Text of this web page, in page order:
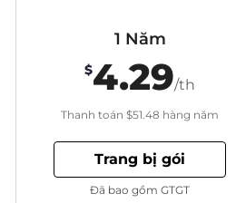
1 Năm
$4.29/th
Thanh toán $51.48 hàng năm
Trang bị gói
Đã bao gồm GTGT